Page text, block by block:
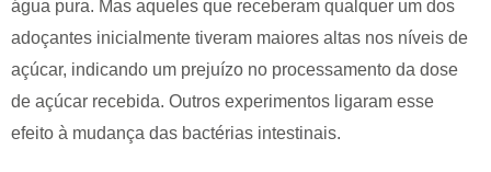
água pura. Mas aqueles que receberam qualquer um dos
adoçantes inicialmente tiveram maiores altas nos níveis de
açúcar, indicando um prejuízo no processamento da dose
de açúcar recebida. Outros experimentos ligaram esse
efeito à mudança das bactérias intestinais.